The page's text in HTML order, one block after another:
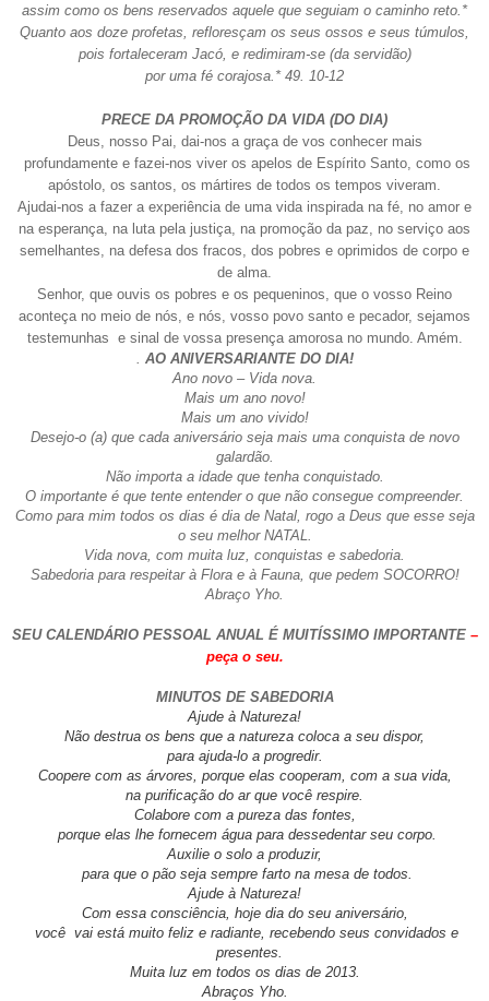
assim como os bens reservados aquele que seguiam o caminho reto.*
Quanto aos doze profetas, refloresçam os seus ossos e seus túmulos,
pois fortaleceram Jacó, e redimiram-se (da servidão)
por uma fé corajosa.* 49. 10-12
PRECE DA PROMOÇÃO DA VIDA (DO DIA)
Deus, nosso Pai, dai-nos a graça de vos conhecer mais
profundamente e fazei-nos viver os apelos de Espírito Santo, como os
apóstolo, os santos, os mártires de todos os tempos viveram.
Ajudai-nos a fazer a experiência de uma vida inspirada na fé, no amor e
na esperança, na luta pela justiça, na promoção da paz, no serviço aos
semelhantes, na defesa dos fracos, dos pobres e oprimidos de corpo e
de alma.
Senhor, que ouvis os pobres e os pequeninos, que o vosso Reino
aconteça no meio de nós, e nós, vosso povo santo e pecador, sejamos
testemunhas e sinal de vossa presença amorosa no mundo. Amém.
AO ANIVERSARIANTE DO DIA!
Ano novo – Vida nova.
Mais um ano novo!
Mais um ano vivido!
Desejo-o (a) que cada aniversário seja mais uma conquista de novo
galardão.
Não importa a idade que tenha conquistado.
O importante é que tente entender o que não consegue compreender.
Como para mim todos os dias é dia de Natal, rogo a Deus que esse seja
o seu melhor NATAL.
Vida nova, com muita luz, conquistas e sabedoria.
Sabedoria para respeitar à Flora e à Fauna, que pedem SOCORRO!
Abraço Yho.
SEU CALENDÁRIO PESSOAL ANUAL É MUITÍSSIMO IMPORTANTE –
peça o seu.
MINUTOS DE SABEDORIA
Ajude à Natureza!
Não destrua os bens que a natureza coloca a seu dispor,
para ajuda-lo a progredir.
Coopere com as árvores, porque elas cooperam, com a sua vida,
na purificação do ar que você respire.
Colabore com a pureza das fontes,
porque elas lhe fornecem água para dessedentar seu corpo.
Auxilie o solo a produzir,
para que o pão seja sempre farto na mesa de todos.
Ajude à Natureza!
Com essa consciência, hoje dia do seu aniversário,
você vai está muito feliz e radiante, recebendo seus convidados e
presentes.
Muita luz em todos os dias de 2013.
Abraços Yho.